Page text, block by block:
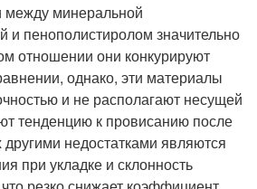
между минеральной
и пенополистиролом значительно
отношении они конкурируют
однако, эти материалы
и не располагают несущей
тенденцию к провисанию после
недостатками являются
при укладке и склонность